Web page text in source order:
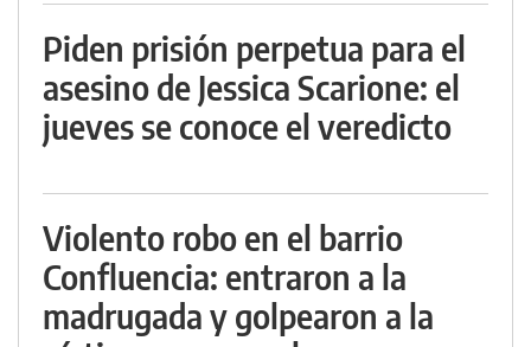
Piden prisión perpetua para el
asesino de Jessica Scarione: el
jueves se conoce el veredicto
Violento robo en el barrio
Confluencia: entraron a la
madrugada y golpearon a la